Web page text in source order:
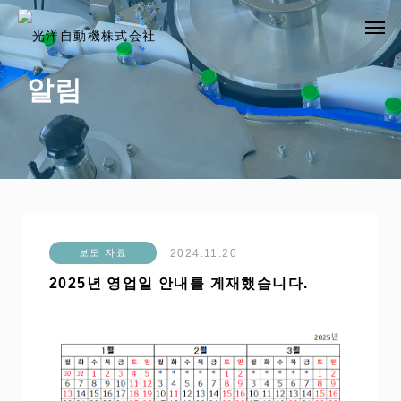
알림
보도 자료 2024.11.20
2025년 영업일 안내를 게재했습니다.